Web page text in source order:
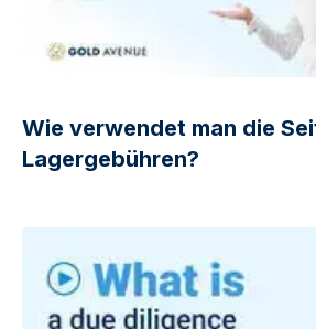
Wie verwendet man die
Lagergebühren?